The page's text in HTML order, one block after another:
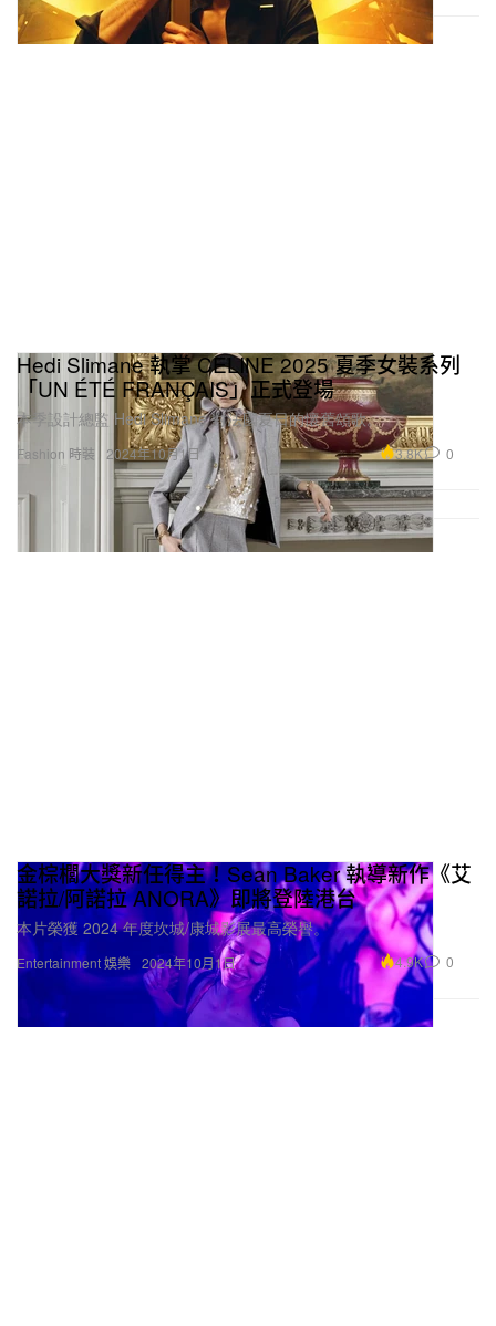
Fashion 時裝
Hedi Slimane 執掌 CELINE 2025 夏季女裝系列
「UN ÉTÉ FRANÇAIS」正式登場
本季設計總監 Hedi Slimane 對法國夏日的懷舊頌歌。
2024年10月1日 3.8K 0
Entertainment 娛樂
金棕櫚大獎新任得主！Sean Baker 執導新作《艾
諾拉/阿諾拉 ANORA》即將登陸港台
本片榮獲 2024 年度坎城/康城影展最高榮譽。
2024年10月1日 4.9K 0